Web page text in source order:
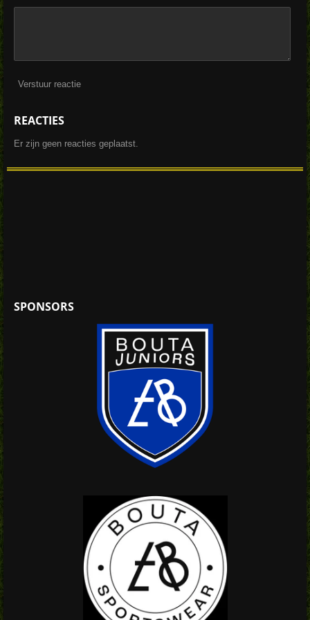
Verstuur reactie
REACTIES
Er zijn geen reacties geplaatst.
SPONSORS